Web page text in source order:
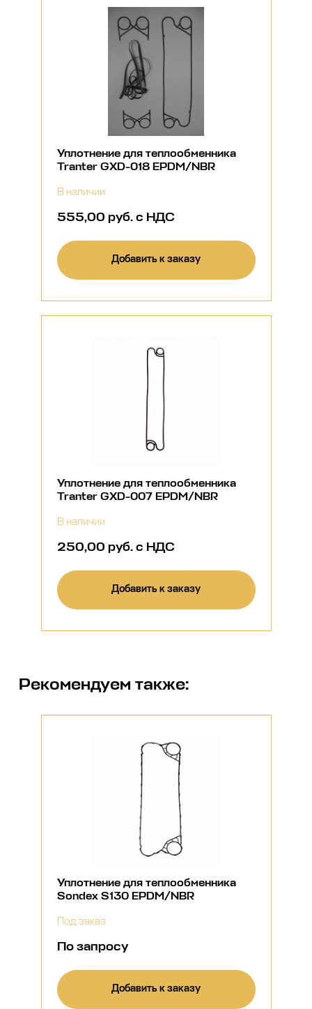
Уплотнение для теплообменника
Tranter GXD-018 EPDM/NBR
В наличии
555,00 руб. с НДС
Добавить к заказу
Уплотнение для теплообменника
Tranter GXD-007 EPDM/NBR
В наличии
250,00 руб. с НДС
Добавить к заказу
Рекомендуем также:
Уплотнение для теплообменника
Sondex S130 EPDM/NBR
Под заказ
По запросу
Добавить к заказу